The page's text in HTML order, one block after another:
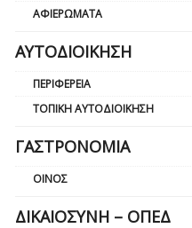
ΑΦΙΕΡΏΜΑΤΑ
ΑΥΤΟΔΙΟΊΚΗΣΗ
ΠΕΡΙΦΈΡΕΙΑ
ΤΟΠΙΚΉ ΑΥΤΟΔΙΟΊΚΗΣΗ
ΓΑΣΤΡΟΝΟΜΊΑ
ΟΊΝΟΣ
ΔΙΚΑΙΟΣΎΝΗ – ΟΠΕΔ